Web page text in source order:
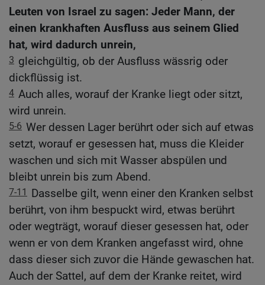
Leuten von Israel zu sagen: Jeder Mann, der
einen krankhaften Ausfluss aus seinem Glied
hat, wird dadurch unrein,
3 gleichgültig, ob der Ausfluss wässrig oder
dickflüssig ist.
4 Auch alles, worauf der Kranke liegt oder sitzt,
wird unrein.
5-6 Wer dessen Lager berührt oder sich auf etwas
setzt, worauf er gesessen hat, muss die Kleider
waschen und sich mit Wasser abspülen und
bleibt unrein bis zum Abend.
7-11
Dasselbe gilt, wenn einer den Kranken selbst
berührt, von ihm bespuckt wird, etwas berührt
oder wegträgt, worauf dieser gesessen hat, oder
wenn er von dem Kranken angefasst wird, ohne
dass dieser sich zuvor die Hände gewaschen hat.
Auch der Sattel, auf dem der Kranke reitet, wird